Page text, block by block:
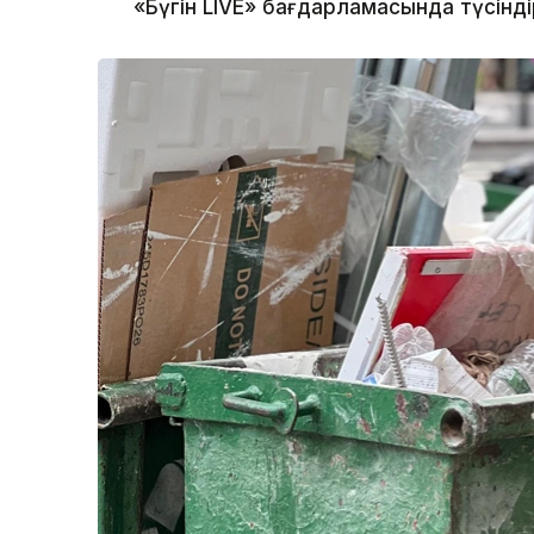
«Бүгін LIVE» бағдарламасында